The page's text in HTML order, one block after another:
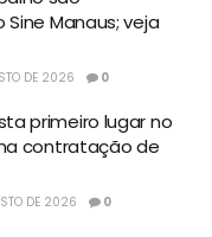
Manaus; veja
DE 2026 0
primeiro lugar no
contratação de
DE 2026 0